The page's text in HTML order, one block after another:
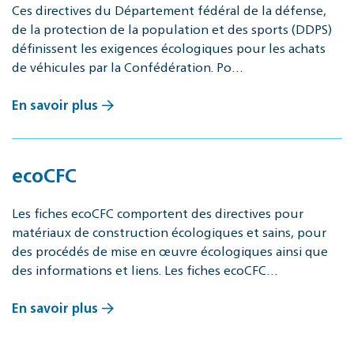
Ces directives du Département fédéral de la défense,
de la protection de la population et des sports (DDPS)
définissent les exigences écologiques pour les achats
de véhicules par la Confédération. Po…
En savoir plus
ecoCFC
Les fiches ecoCFC comportent des directives pour
matériaux de construction écologiques et sains, pour
des procédés de mise en œuvre écologiques ainsi que
des informations et liens. Les fiches ecoCFC…
En savoir plus